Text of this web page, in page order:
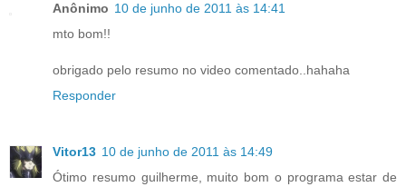
Anônimo 10 de junho de 2011 às 14:41
mto bom!!
obrigado pelo resumo no video comentado..hahaha
Responder
Vitor13 10 de junho de 2011 às 14:49
Ótimo resumo guilherme, muito bom o programa estar de